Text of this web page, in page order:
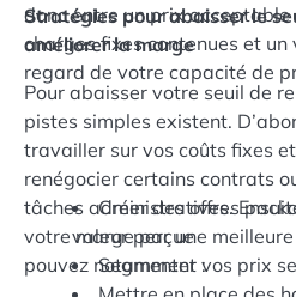
donc entre un prix acceptable
charges fixes contenues et
regard de votre capacité de
Stratégies pour abaisser le
améliorer la marge
Pour abaisser votre seuil de
pistes simples existent.
travailler sur vos coûts fixes
renégocier certains contrats
tâches administratives.
votre marge par une
pouvez notamment :
Créer des offres
valeur perçue
Segmenter vos prix